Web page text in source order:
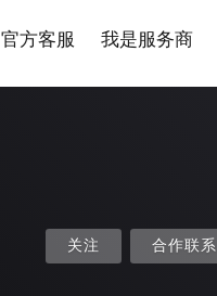
官方客服 我是服务商
关注 合作联系